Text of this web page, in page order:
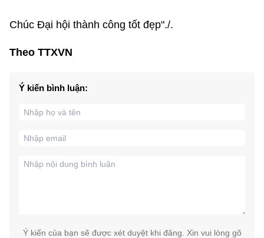
Chúc Đại hội thành công tốt đẹp"./.
Theo TTXVN
Ý kiến bình luận:
Ý kiến của bạn sẽ được xét duyệt khi đăng. Xin vui lòng gõ